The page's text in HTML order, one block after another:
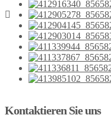
Kontaktieren Sie uns